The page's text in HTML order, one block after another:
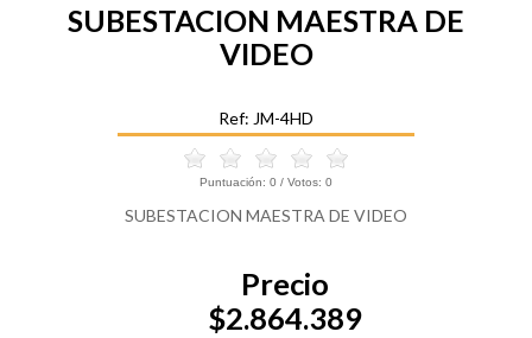
SUBESTACION MAESTRA DE
VIDEO
Ref: JM-4HD
Puntuación: 0 / Votos: 0
SUBESTACION MAESTRA DE VIDEO
Precio
$2.864.389